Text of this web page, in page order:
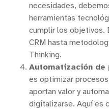
necesidades,
herramientas
cumplir los objetivos.
CRM hasta
Thinking.
Automatización de
es optimizar
aportan valor y
digitalizarse. Aquí es